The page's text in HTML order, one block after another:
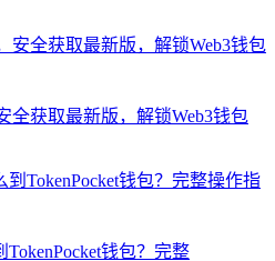
全获取最新版，解锁Web3钱包
钱包？完整